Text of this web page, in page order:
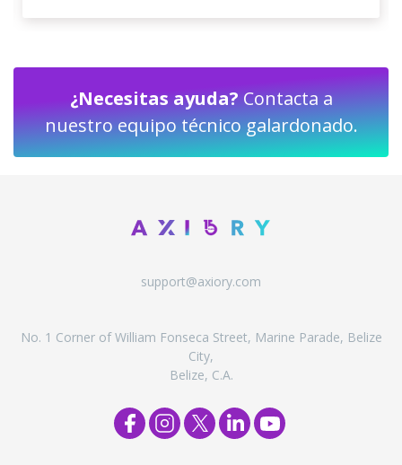
¿Necesitas ayuda?Contacta a
nuestro equipo técnico galardonado.
support@axiory.com
No. 1 Corner of William Fonseca Street, Marine Parade, Belize
City,
Belize, C.A.